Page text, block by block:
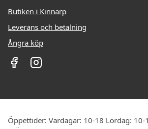
Butiken i Kinnarp
Leverans och betalning
Ångra köp
Öppettider: Vardagar: 10-18 Lördag: 10-